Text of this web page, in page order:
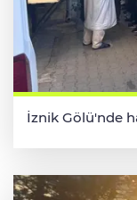
İznik Gölü'nde